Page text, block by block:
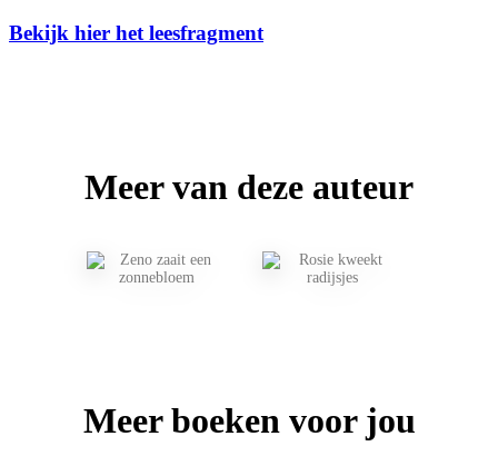
Bekijk hier het leesfragment
Meer van deze auteur
Meer boeken voor jou